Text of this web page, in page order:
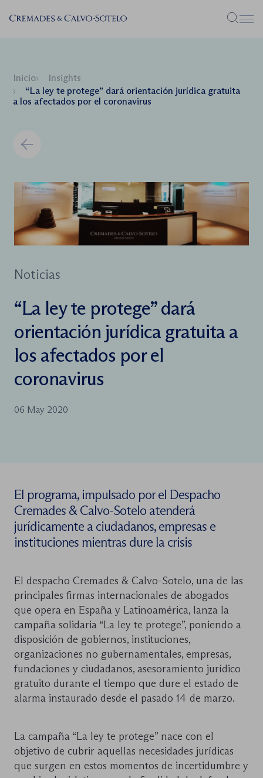
Menú
Inicio
Insights
“La ley te protege” dará orientación jurídica gratuita
a los afectados por el coronavirus
Noticias
“La ley te protege” dará
orientación jurídica gratuita a
los afectados por el
coronavirus
06 May 2020
El programa, impulsado por el Despacho
Cremades & Calvo-Sotelo atenderá
jurídicamente a ciudadanos, empresas e
instituciones mientras dure la crisis
El despacho Cremades & Calvo-Sotelo, una de las
principales firmas internacionales de abogados
que opera en España y Latinoamérica, lanza la
campaña solidaria “La ley te protege”, poniendo a
disposición de gobiernos, instituciones,
organizaciones no gubernamentales, empresas,
fundaciones y ciudadanos, asesoramiento jurídico
gratuito durante el tiempo que dure el estado de
alarma instaurado desde el pasado 14 de marzo.
La campaña “La ley te protege” nace con el
objetivo de cubrir aquellas necesidades jurídicas
que surgen en estos momentos de incertidumbre y